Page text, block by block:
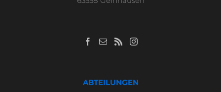
ABTEILUNGEN